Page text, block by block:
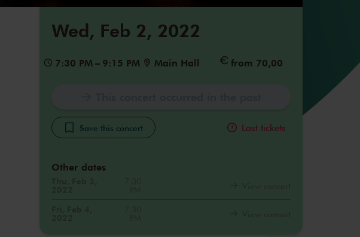
Wed, Feb 2, 2022
7:30 PM – 9:15 PM Main Hall from 70,00
Save this concert Last tickets
Other dates